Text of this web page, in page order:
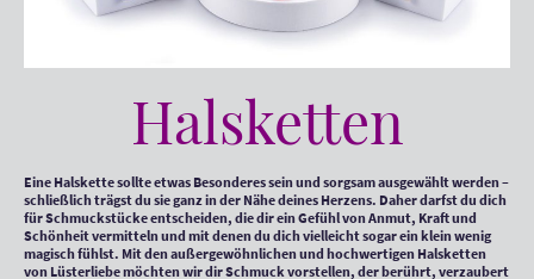
Halsketten
Eine Halskette sollte etwas Besonderes sein und sorgsam ausgewählt werden –
schließlich trägst du sie ganz in der Nähe deines Herzens. Daher darfst du dich
für Schmuckstücke entscheiden, die dir ein Gefühl von Anmut, Kraft und
Schönheit vermitteln und mit denen du dich vielleicht sogar ein klein wenig
magisch fühlst. Mit den außergewöhnlichen und hochwertigen Halsketten
von Lüsterliebe möchten wir dir Schmuck vorstellen, der berührt, verzaubert